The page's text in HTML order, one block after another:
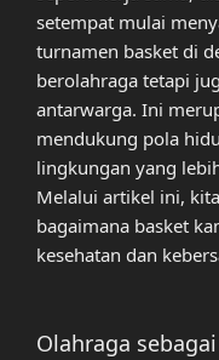
setempat mulai
turnamen basket di
berolahraga tetapi
antarwarga. Ini
mendukung pola
lingkungan yang
Melalui artikel ini,
bagaimana basket
kesehatan dan
Olahraga